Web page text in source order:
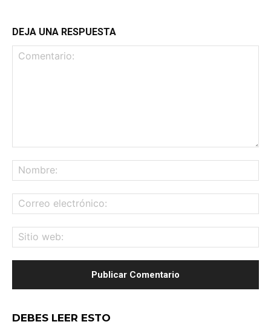
DEJA UNA RESPUESTA
DEBES LEER ESTO